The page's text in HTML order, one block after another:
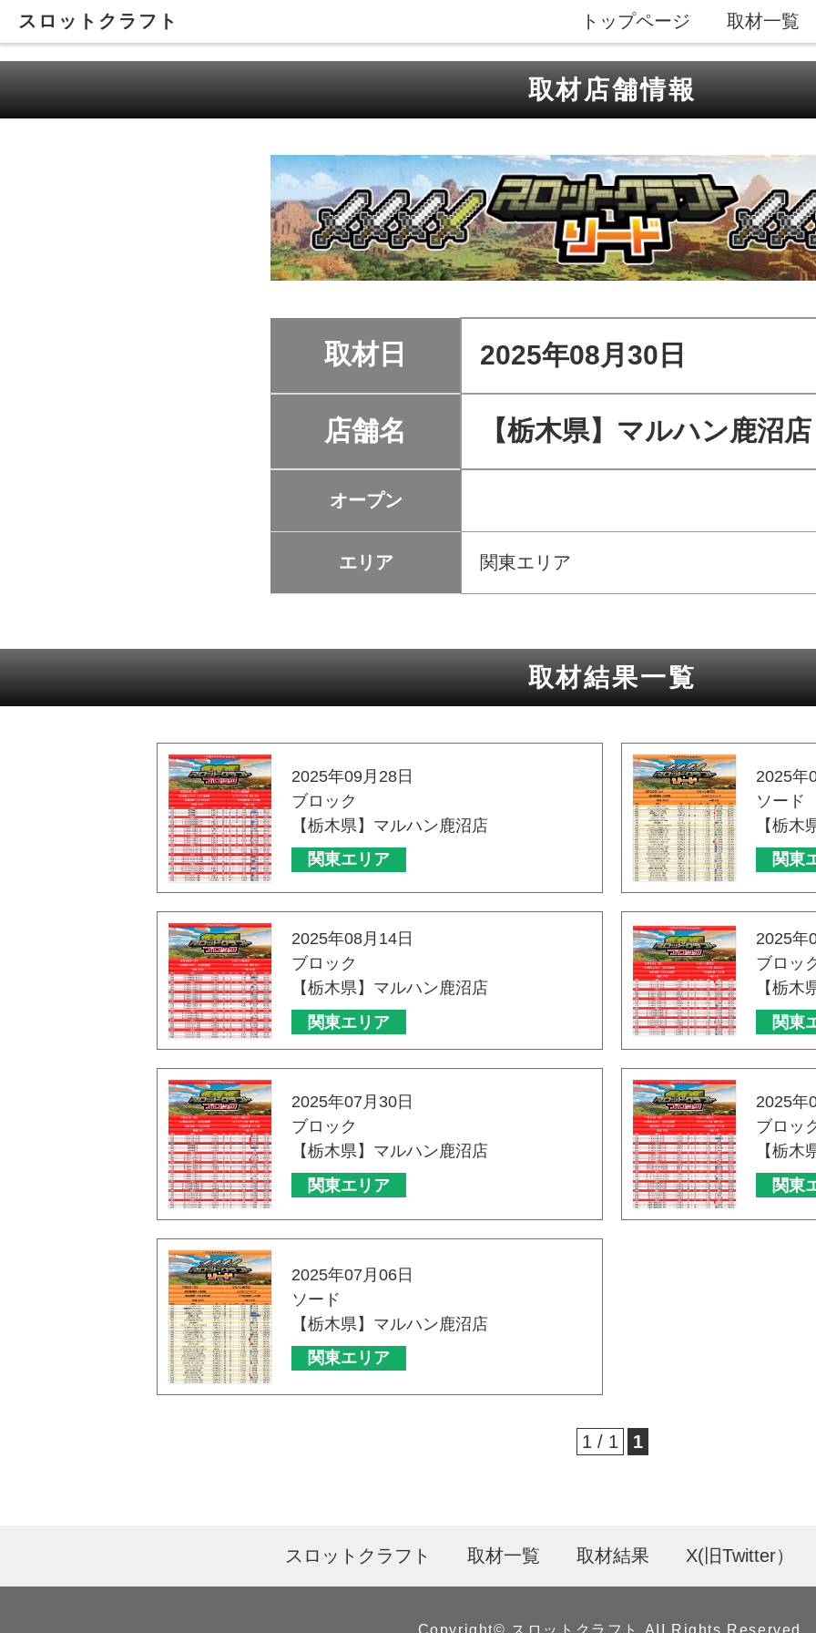
スロットクラフト トップページ 取材一覧
取材店舗情報
取材日 2025年08月30日
店舗名 【栃木県】マルハン鹿沼店
オープン
エリア 関東エリア
取材結果一覧
2025年09月28日
ブロック
【栃木県】マルハン鹿沼店
関東エリア
2025年
ソード
【栃木
関東
2025年08月14日
ブロック
【栃木県】マルハン鹿沼店
関東エリア
2025年
ブロッ
【栃木
関東
2025年07月30日
ブロック
【栃木県】マルハン鹿沼店
関東エリア
2025年
ブロッ
【栃木
関東
2025年07月06日
ソード
【栃木県】マルハン鹿沼店
関東エリア
1 / 1 1
スロットクラフト 取材一覧 取材結果 X(旧Twitter）